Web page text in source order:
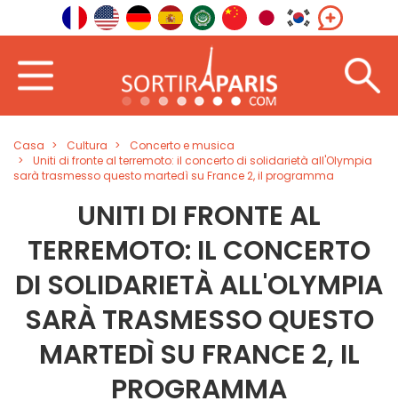
Casa Cultura
Concerto e musica
Uniti di fronte al terremoto: il concerto di solidarietà all'Olympia
sarà trasmesso questo martedì su France 2, il programma
UNITI DI FRONTE AL
TERREMOTO: IL CONCERTO
DI SOLIDARIETÀ ALL'OLYMPIA
SARÀ TRASMESSO QUESTO
MARTEDÌ SU FRANCE 2, IL
PROGRAMMA